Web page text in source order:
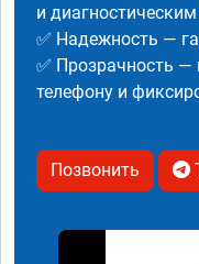
и
✅ Надежность —
✅ Прозрачность —
телефону и
Позвонить